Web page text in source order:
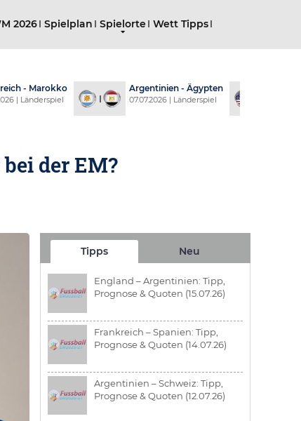
2026 Spielplan Spielorte Wett Tipps
Argentinien - Ägypten
07.07.2026 | Länderspiel
USA - Belgien
07.07.2026 |
der EM?
Tipps Neu
England – Argentinien: Tipp,
Prognose & Quoten (15.07.26)
Frankreich – Spanien: Tipp,
Prognose & Quoten (14.07.26)
Argentinien – Schweiz: Tipp,
Prognose & Quoten (12.07.26)